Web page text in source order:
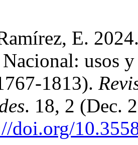
E.
usos
1813).
. 18, 2 (Dec.
doi.org/